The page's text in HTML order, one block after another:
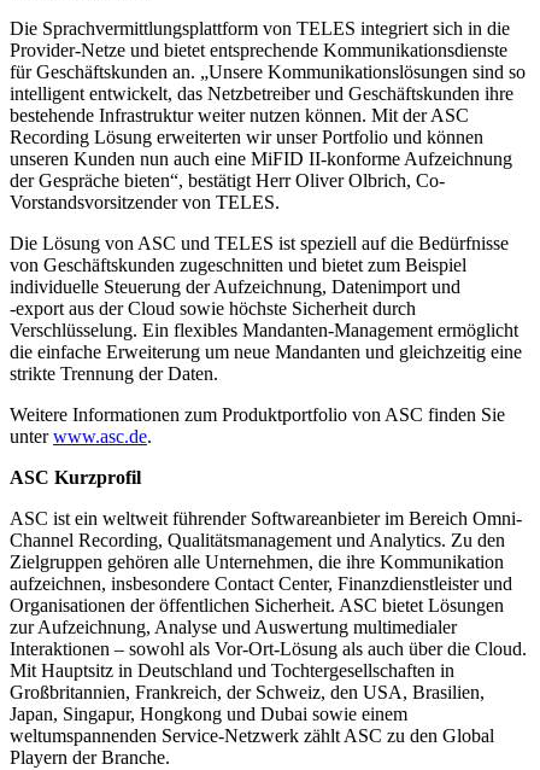
Die Sprachvermittlungsplattform von TELES integriert sich in die
Provider-Netze und bietet entsprechende Kommunikationsdienste
für Geschäftskunden an. „Unsere Kommunikationslösungen sind so
intelligent entwickelt, das Netzbetreiber und Geschäftskunden ihre
bestehende Infrastruktur weiter nutzen können. Mit der ASC
Recording Lösung erweiterten wir unser Portfolio und können
unseren Kunden nun auch eine MiFID II-konforme Aufzeichnung
der Gespräche bieten“, bestätigt Herr Oliver Olbrich, Co-
Vorstandsvorsitzender von TELES.
Die Lösung von ASC und TELES ist speziell auf die Bedürfnisse
von Geschäftskunden zugeschnitten und bietet zum Beispiel
individuelle Steuerung der Aufzeichnung, Datenimport und
-export aus der Cloud sowie höchste Sicherheit durch
Verschlüsselung. Ein flexibles Mandanten-Management ermöglicht
die einfache Erweiterung um neue Mandanten und gleichzeitig eine
strikte Trennung der Daten.
Weitere Informationen zum Produktportfolio von ASC finden Sie
unterwww.asc.de.
ASC Kurzprofil
ASC ist ein weltweit führender Softwareanbieter im Bereich Omni-
Channel Recording, Qualitätsmanagement und Analytics. Zu den
Zielgruppen gehören alle Unternehmen, die ihre Kommunikation
aufzeichnen, insbesondere Contact Center, Finanzdienstleister und
Organisationen der öffentlichen Sicherheit. ASC bietet Lösungen
zur Aufzeichnung, Analyse und Auswertung multimedialer
Interaktionen – sowohl als Vor-Ort-Lösung als auch über die Cloud.
Mit Hauptsitz in Deutschland und Tochtergesellschaften in
Großbritannien, Frankreich, der Schweiz, den USA, Brasilien,
Japan, Singapur, Hongkong und Dubai sowie einem
weltumspannenden Service-Netzwerk zählt ASC zu den Global
Playern der Branche.